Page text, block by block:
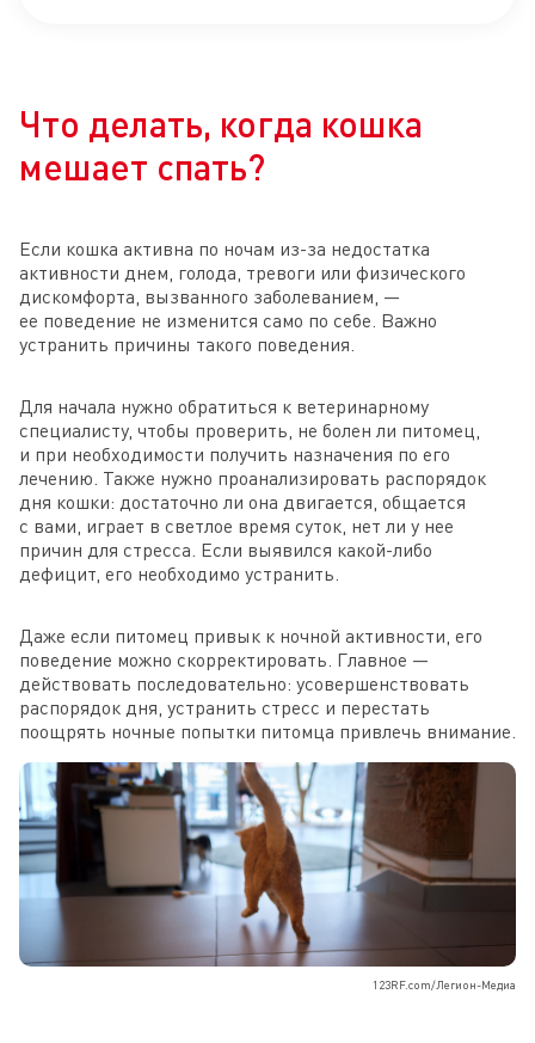
Что делать, когда кошка
мешает спать?
Если кошка активна по ночам из-за недостатка
активности днем, голода, тревоги или физического
дискомфорта, вызванного заболеванием, —
ее поведение не изменится само по себе. Важно
устранить причины такого поведения.
Для начала нужно обратиться к ветеринарному
специалисту, чтобы проверить, не болен ли питомец,
и при необходимости получить назначения по его
лечению. Также нужно проанализировать распорядок
дня кошки: достаточно ли она двигается, общается
с вами, играет в светлое время суток, нет ли у нее
причин для стресса. Если выявился какой-либо
дефицит, его необходимо устранить.
Даже если питомец привык к ночной активности, его
поведение можно скорректировать. Главное —
действовать последовательно: усовершенствовать
распорядок дня, устранить стресс и перестать
поощрять ночные попытки питомца привлечь внимание.
123RF.com/Легион-Медиа